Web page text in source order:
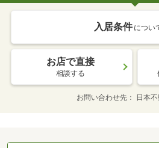
入居条件 につい
お店で直接
相談する
お問い合わせ先 日本不